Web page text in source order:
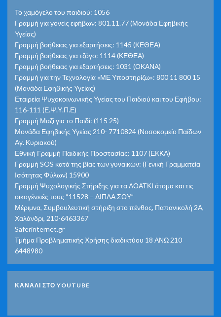
Το χαμόγελο του παιδιού: 1056
Γραμμή για γονείς εφήβων: 801.11.77 (Μονάδα Εφηβικής
Υγείας)
Γραμμή βοήθειας για εξαρτήσεις: 1145 (ΚΕΘΕΑ)
Γραμμή βοήθειας για τζόγο: 1114 (ΚΕΘΕΑ)
Γραμμή βοήθειας για εξαρτήσεις: 1031 (ΟΚΑΝΑ)
Γραμμή για την Τεχνολογία «ΜΕ Υποστηρίζω»: 800 11 800 15
(Μονάδα Εφηβικής Υγείας)
Εταιρεία Ψυχοκοινωνικής Υγείας του Παιδιού και του Εφήβου:
116-111 (Ε.Ψ.Υ.Π.Ε)
Γραμμή Μαζί για το Παιδί: (115 25)
Μονάδα Εφηβικής Υγείας 210- 7710824 (Νοσοκομείο Παίδων
Αγ. Κυριακού)
Εθνική Γραμμή Παιδικής Προστασίας: 1107 (ΕΚΚΑ)
Γραμμή SOS κατά της βίας των γυναικών: (Γενική Γραμματεία
Ισότητας Φύλων) 15900
Γραμμή Ψυχολογικής Στήριξης για τα ΛΟΑΤΚΙ άτομα και τις
οικογένειές τους “11528 – ΔΙΠΛΑ ΣΟΥ”
Μέριμνα, Συμβουλευτική στήριξη στο πένθος, Παπανικολή 2Α,
Χαλάνδρι, 210-6463367
Saferinternet.gr
Τμήμα Προβληματικής Χρήσης διαδικτύου 18 ΑΝΩ 210
6448980
ΚΑΝΑΛΙ ΣΤΟ YOUTUBE